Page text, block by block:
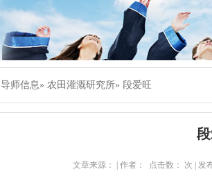
导师信息» 农田灌溉研究所» 段爱旺
文章来源： | 作者： 点击数： 次 | 发